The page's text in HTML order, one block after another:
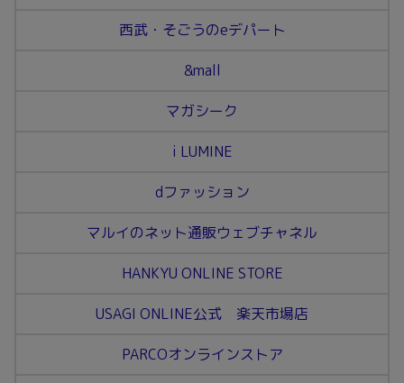
西武・そごうのeデパート
&mall
マガシーク
i LUMINE
dファッション
マルイのネット通販ウェブチャネル
HANKYU ONLINE STORE
USAGI ONLINE公式 楽天市場店
PARCOオンラインストア